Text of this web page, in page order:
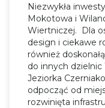
Niezwykła
Mokotowa i
Wiertniczej. Dla
design i ciekawe
również
do innych
Jeziorka
odpocząć od
rozwinięta